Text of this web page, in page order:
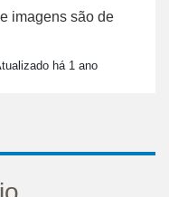
imagens são de
há 1 ano